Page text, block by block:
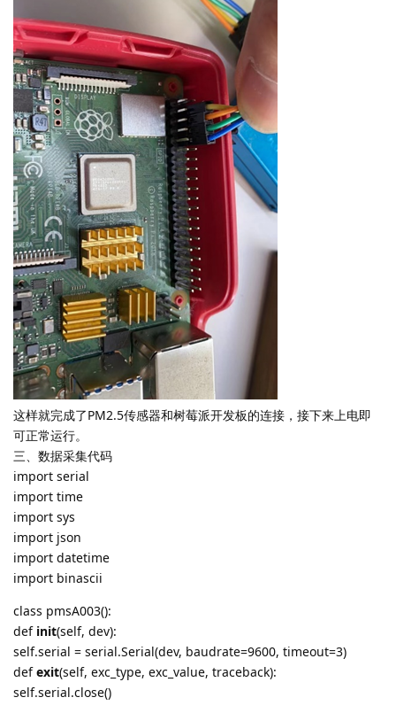
这样就完成了PM2.5传感器和树莓派开发板的连接，接下来上电即
可正常运行。
三、数据采集代码
import serial
import time
import sys
import json
import datetime
import binascii
class pmsA003():
def init(self, dev):
self.serial = serial.Serial(dev, baudrate=9600, timeout=3)
defexit(self, exc_type, exc_value, traceback):
self.serial.close()